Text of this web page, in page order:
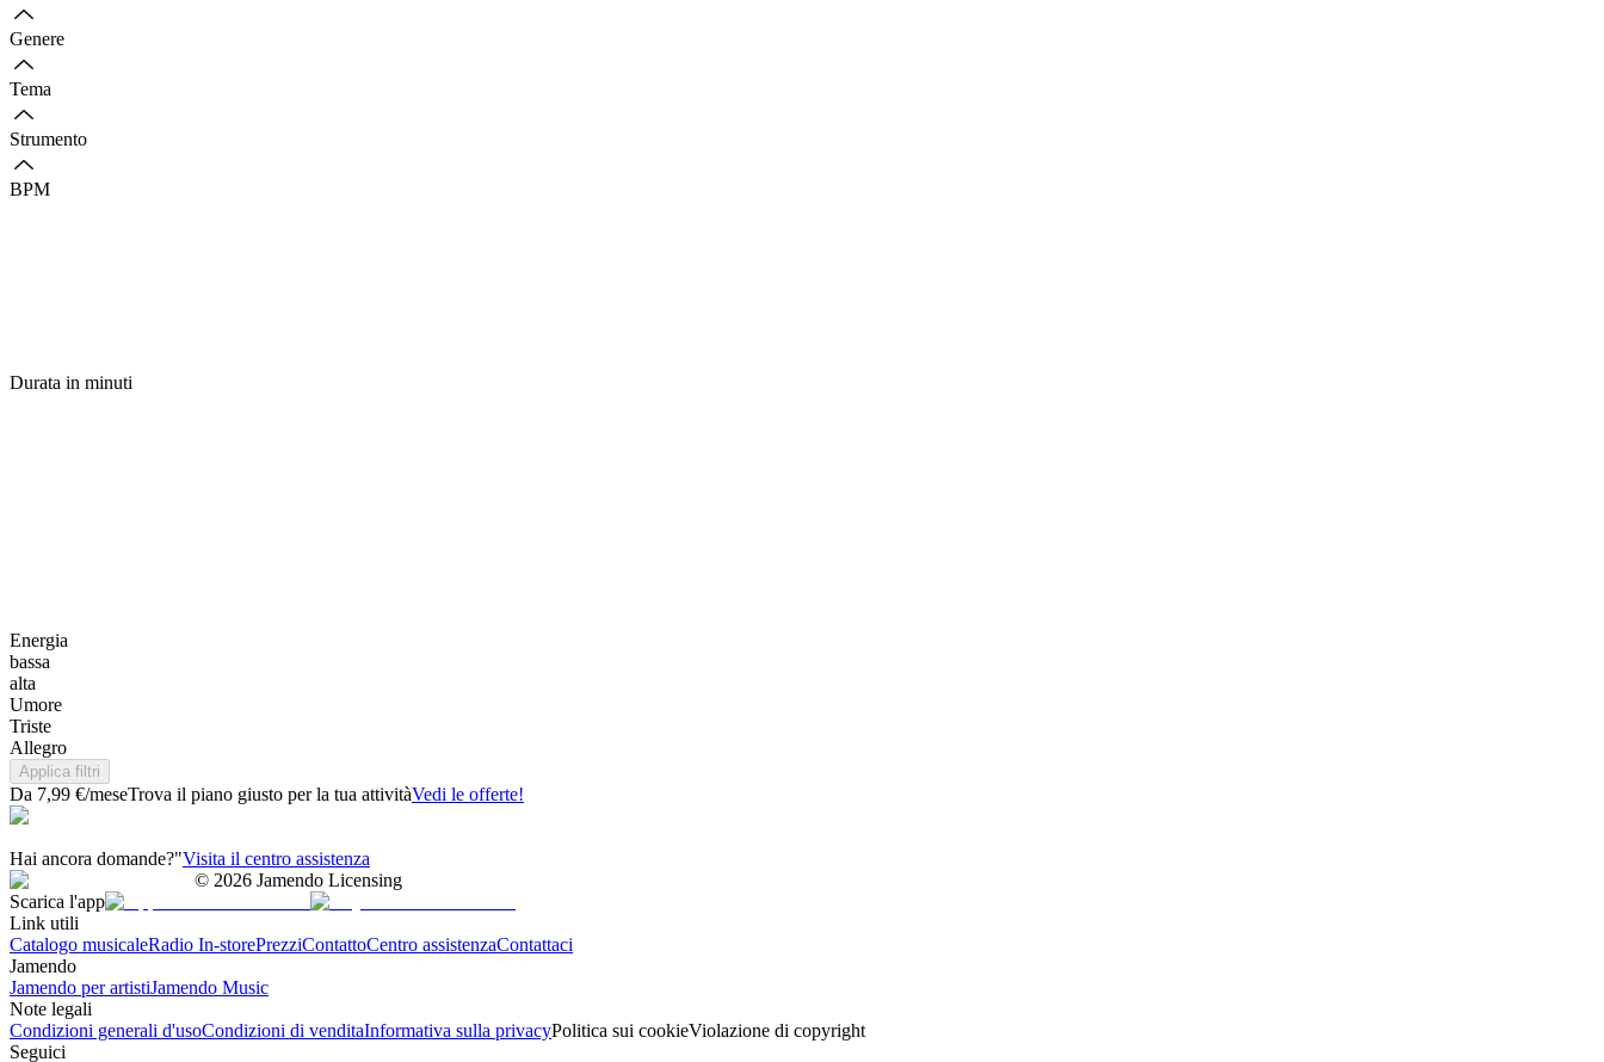
Genere
Tema
Strumento
BPM
Durata in minuti
Energia
bassa
alta
Umore
Triste
Allegro
Applica filtri
Da 7,99 €/meseTrova il piano giusto per la tua attivitàVedi le offerte!
Hai ancora domande?"Visita il centro assistenza
© 2026 Jamendo Licensing
Scarica l'app
Link utili
Catalogo musicaleRadio In-storePrezziContattoCentro assistenzaContattaci
Jamendo
Jamendo per artistiJamendo Music
Note legali
Condizioni generali d'usoCondizioni di venditaInformativa sulla privacyPolitica sui cookieViolazione di copyright
Seguici